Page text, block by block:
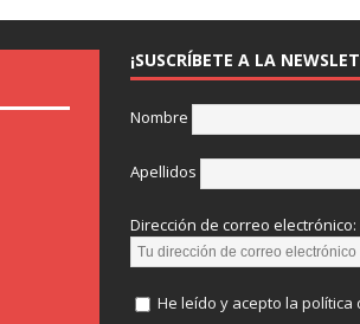
¡SUSCRÍBETE A LA
Nombre
Apellidos
Dirección de correo electrónico:
He leído y acepto la política